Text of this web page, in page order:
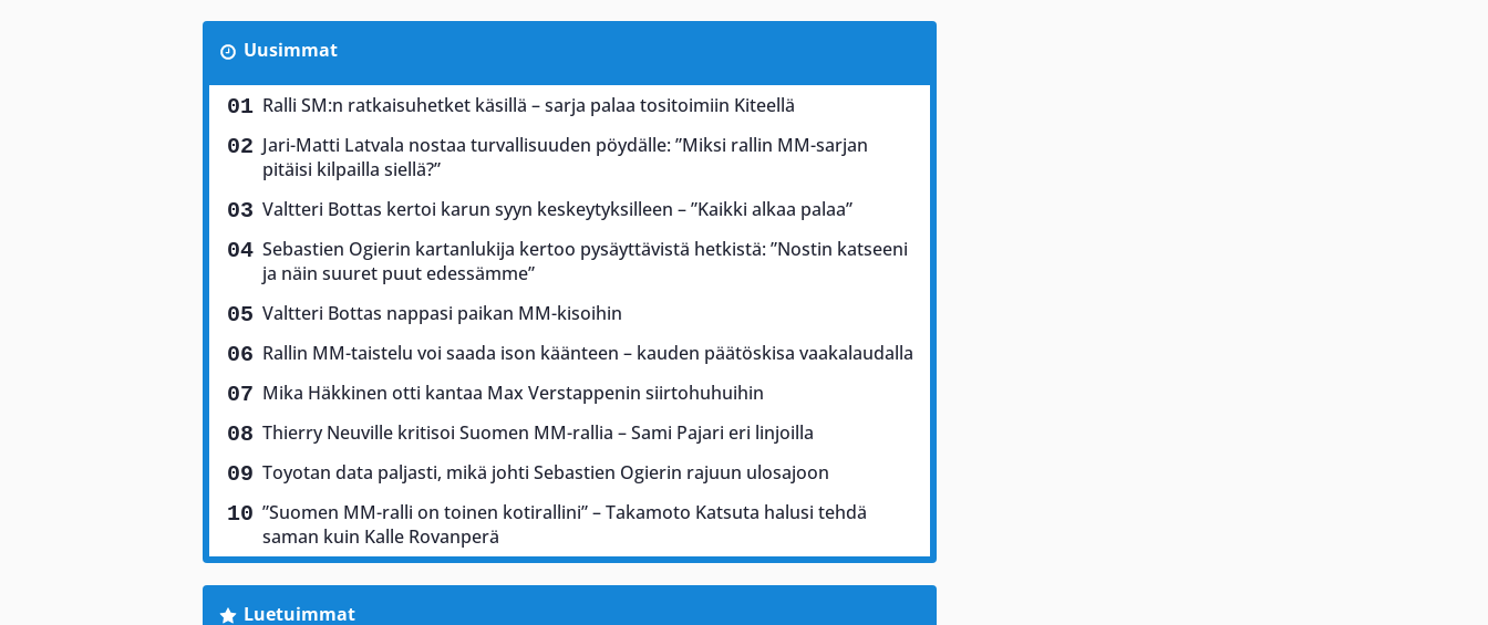
Uusimmat
Ralli SM:n ratkaisuhetket käsillä – sarja palaa tositoimiin Kiteellä
Jari-Matti Latvala nostaa turvallisuuden pöydälle: ”Miksi rallin MM-sarjan
pitäisi kilpailla siellä?”
Valtteri Bottas kertoi karun syyn keskeytyksilleen – ”Kaikki alkaa palaa”
Sebastien Ogierin kartanlukija kertoo pysäyttävistä hetkistä: ”Nostin katseeni
ja näin suuret puut edessämme”
Valtteri Bottas nappasi paikan MM-kisoihin
Rallin MM-taistelu voi saada ison käänteen – kauden päätöskisa vaakalaudalla
Mika Häkkinen otti kantaa Max Verstappenin siirtohuhuihin
Thierry Neuville kritisoi Suomen MM-rallia – Sami Pajari eri linjoilla
Toyotan data paljasti, mikä johti Sebastien Ogierin rajuun ulosajoon
”Suomen MM-ralli on toinen kotirallini” – Takamoto Katsuta halusi tehdä
saman kuin Kalle Rovanperä
Luetuimmat